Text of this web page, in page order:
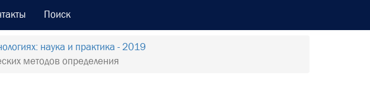
Поиск
наука и практика - 2019
методов определения